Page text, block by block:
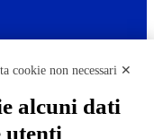
cookie non necessari ✕
alcuni dati
utenti